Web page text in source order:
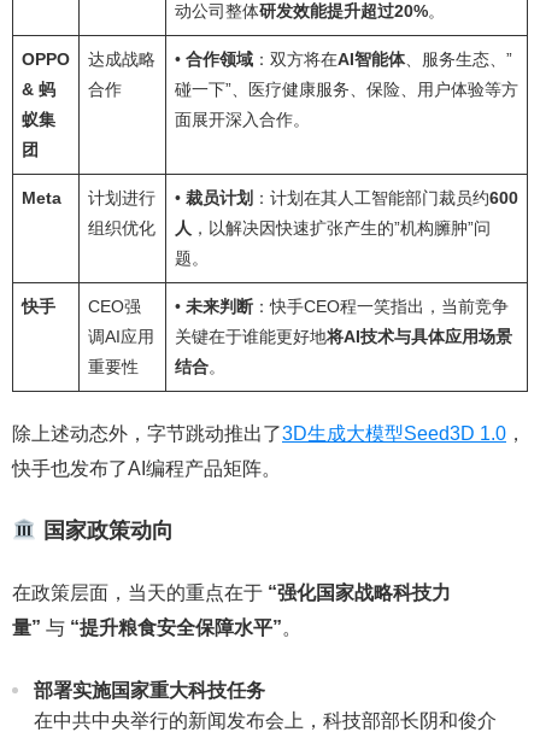
动公司整体研发效能提升超过20%。
OPPO
& 蚂
蚁集
团
达成战略
合作
• 合作领域 ：双方将在AI智能体、服务生态、”
碰一下”、医疗健康服务、保险、用户体验等方
面展开深入合作。
Meta
计划进行
组织优化
• 裁员计划 ：计划在其人工智能部门裁员约600
人 ，以解决因快速扩张产生的”机构臃肿”问
题。
快手
CEO强
调AI应用
重要性
• 未来判断 ：快手CEO程一笑指出，当前竞争
关键在于谁能更好地将AI技术与具体应用场景
结合。
除上述动态外，字节跳动推出了3D生成大模型Seed3D 1.0 ，
快手也发布了AI编程产品矩阵。
国家政策动向
在政策层面，当天的重点在于 “强化国家战略科技力
量” 与 “提升粮食安全保障水平”。
部署实施国家重大科技任务
在中共中央举行的新闻发布会上，科技部部长阴和俊介